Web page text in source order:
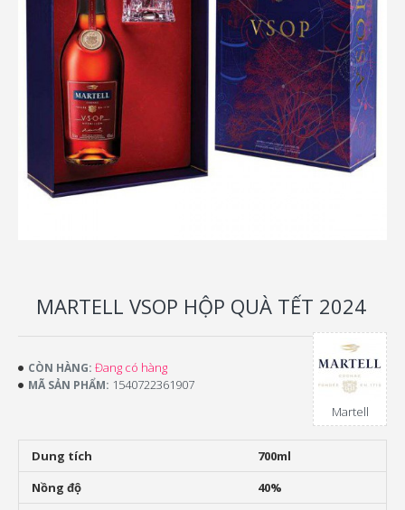
MARTELL VSOP HỘP QUÀ TẾT 2024
Dung tích
700ml
Nồng độ
40%
CÒN HÀNG: Đang có hàng
MÃ SẢN PHẨM: 1540722361907
Martell